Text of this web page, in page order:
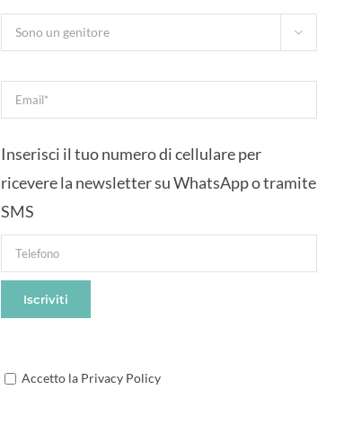

Inserisci il tuo numero di cellulare per
ricevere la newsletter su WhatsApp o tramite
SMS
Accetto la Privacy Policy